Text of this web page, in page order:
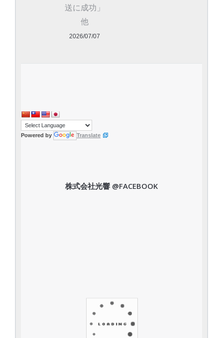
送に成功」
他
2026/07/07
Powered by Translate
株式会社光響 @FACEBOOK